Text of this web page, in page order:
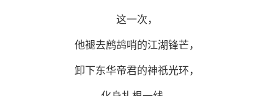
这一次，
他褪去鹧鸪哨的江湖锋芒，
卸下东华帝君的神祇光环，